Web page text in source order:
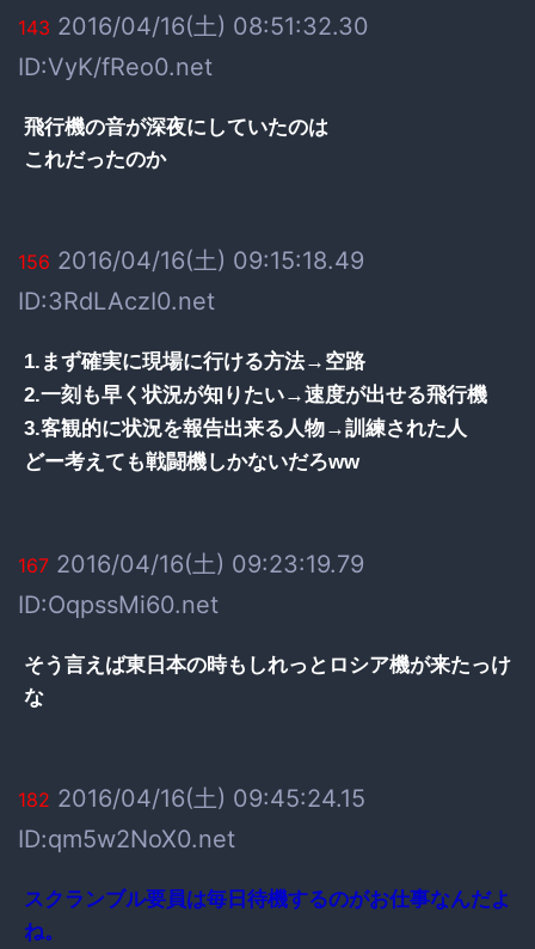
143 2016/04/16(土) 08:51:32.30
ID:VyK/fReo0.net
飛行機の音が深夜にしていたのは
これだったのか
156 2016/04/16(土) 09:15:18.49
ID:3RdLAczI0.net
1.まず確実に現場に行ける方法→空路
2.一刻も早く状況が知りたい→速度が出せる飛行機
3.客観的に状況を報告出来る人物→訓練された人
どー考えても戦闘機しかないだろww
167 2016/04/16(土) 09:23:19.79
ID:OqpssMi60.net
そう言えば東日本の時もしれっとロシア機が来たっけ
な
182 2016/04/16(土) 09:45:24.15
ID:qm5w2NoX0.net
スクランブル要員は毎日待機するのがお仕事なんだよ
ね。